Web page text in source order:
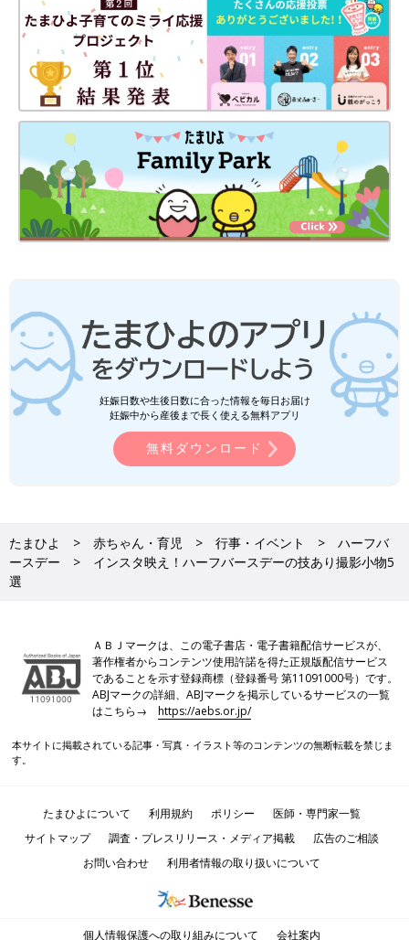
妊娠日数や生後日数に合った情報を毎日お届け
妊娠中から産後まで長く使える無料アプリ
無料ダウンロード
たまひよ 赤ちゃん・育児 行事・イベント
ハーフバ
ースデー
インスタ映え！ハーフバースデーの技あり撮影小物5
選
ＡＢＪマークは、この電子書店・電子書籍配信サービスが、
著作権者からコンテンツ使用許諾を得た正規版配信サービス
であることを示す登録商標（登録番号 第11091000号）です。
ABJマークの詳細、ABJマークを掲示しているサービスの一覧
はこちら→https://aebs.or.jp/
本サイトに掲載されている記事・写真・イラスト等のコンテンツの無断転載を禁じま
す。
たまひよについて 利用規約 ポリシー
医師・専門家一覧
サイトマップ
調査・プレスリリース・メディア掲載
広告のご相談
お問い合わせ
利用者情報の取り扱いについて
個人情報保護への取り組みについて 会社案内